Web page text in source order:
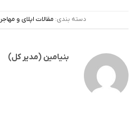
دسته بندی: مقالات اپلای و
بنیامین (مدیر کل)